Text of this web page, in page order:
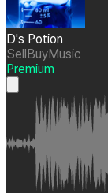
D's Potion
SellBuyMusic
Premium